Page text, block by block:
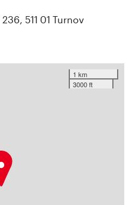
511 01 Turnov
1 km
3000 ft